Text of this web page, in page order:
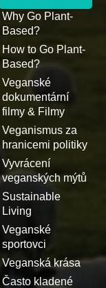
Why Go Plant-
Based?
How to Go Plant-
Based?
Veganské
dokumentární
filmy & Filmy
Veganismus za
hranicemi politiky
Vyvrácení
veganských mýtů
Sustainable
Living
Veganské
sportovci
Veganská krása
Často kladené